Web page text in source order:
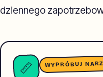
dziennego
📏 WYPRÓBUJ